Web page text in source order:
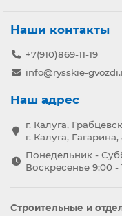
Наши контакты
+7(910)869-11-19
info@rysskie-
Наш адрес
г. Калуга,
г. Калуга, Гагарина,
Понедельник -
Воскресенье 9:00 -
Строительные и